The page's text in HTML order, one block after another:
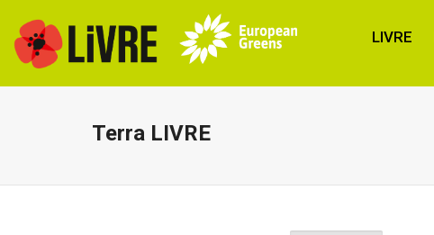
LIVRE
Terra LIVRE